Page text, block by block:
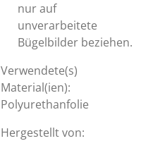
nur auf
unverarbeitete
Bügelbilder beziehen.
Verwendete(s)
Material(ien):
Polyurethanfolie
Hergestellt von: